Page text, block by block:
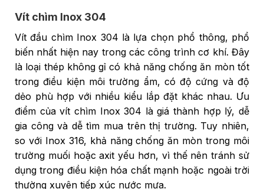
Vít chìm Inox 304
Vít đầu chìm Inox 304 là lựa chọn phổ thông, phổ
biến nhất hiện nay trong các công trình cơ khí. Đây
là loại thép không gỉ có khả năng chống ăn mòn tốt
trong điều kiện môi trường ẩm, có độ cứng và độ
dẻo phù hợp với nhiều kiểu lắp đặt khác nhau. Ưu
điểm của vít chìm Inox 304 là giá thành hợp lý, dễ
gia công và dễ tìm mua trên thị trường. Tuy nhiên,
so với Inox 316, khả năng chống ăn mòn trong môi
trường muối hoặc axit yếu hơn, vì thế nên tránh sử
dụng trong điều kiện hóa chất mạnh hoặc ngoài trời
thường xuyên tiếp xúc nước mưa.